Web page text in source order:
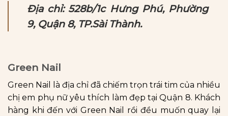
Địa chỉ: 528b/1c Hưng Phú, Phường
9, Quận 8, TP.Sài Thành.
Green Nail
Green Nail là địa chỉ đã chiếm trọn trái tim của nhiều
chị em phụ nữ yêu thích làm đẹp tại Quận 8. Khách
hàng khi đến với Green Nail rồi đều muốn quay lại